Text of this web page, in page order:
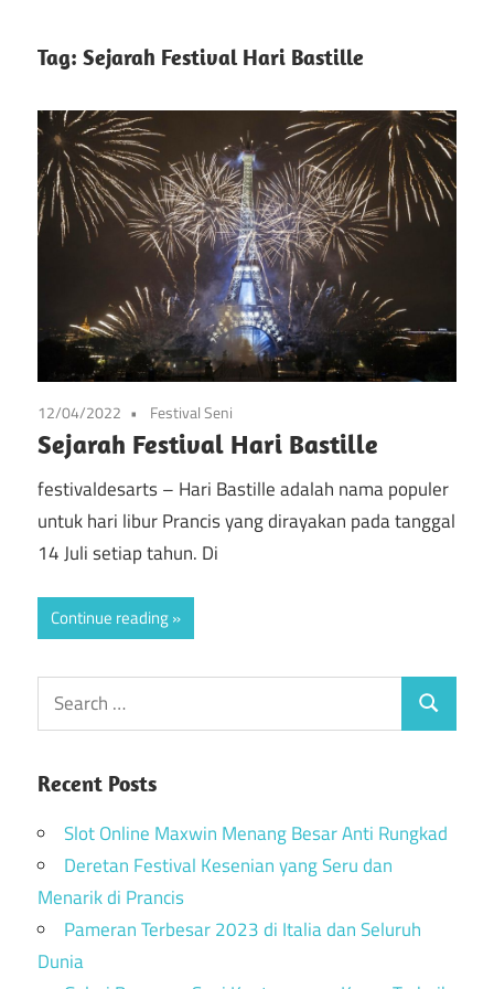
Situs
Festival
Pameran
Kesenian
Prancis
festival
kesenian
di
prancis
mulai
dari
dan
festival
lainnya
Tag: Sejarah Festival Hari Bastille
12/04/2022 Festival Seni
Sejarah Festival Hari Bastille
festivaldesarts – Hari Bastille adalah nama populer
untuk hari libur Prancis yang dirayakan pada tanggal
14 Juli setiap tahun. Di
Continue reading
Recent Posts
Slot Online Maxwin Menang Besar Anti Rungkad
Deretan Festival Kesenian yang Seru dan
Menarik di Prancis
Pameran Terbesar 2023 di Italia dan Seluruh
Dunia